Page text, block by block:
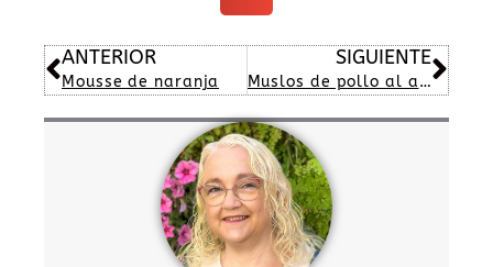
Ant
ANTERIOR
Mousse de naranja
SIGUIENTE
Muslos de pollo al ajillo